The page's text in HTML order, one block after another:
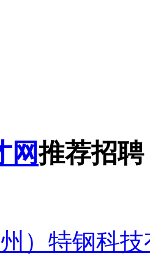
网推荐招聘
）特钢科